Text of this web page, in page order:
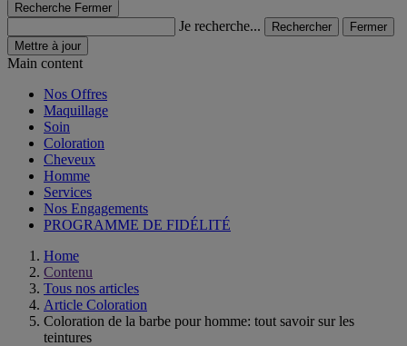
Recherche Fermer
Je recherche... Rechercher
Fermer
Mettre à jour
Main content
Nos Offres
Maquillage
Soin
Coloration
Cheveux
Homme
Services
Nos Engagements
PROGRAMME DE FIDÉLITÉ
Home
Contenu
Tous nos articles
Article Coloration
Coloration de la barbe pour homme: tout savoir sur les
teintures